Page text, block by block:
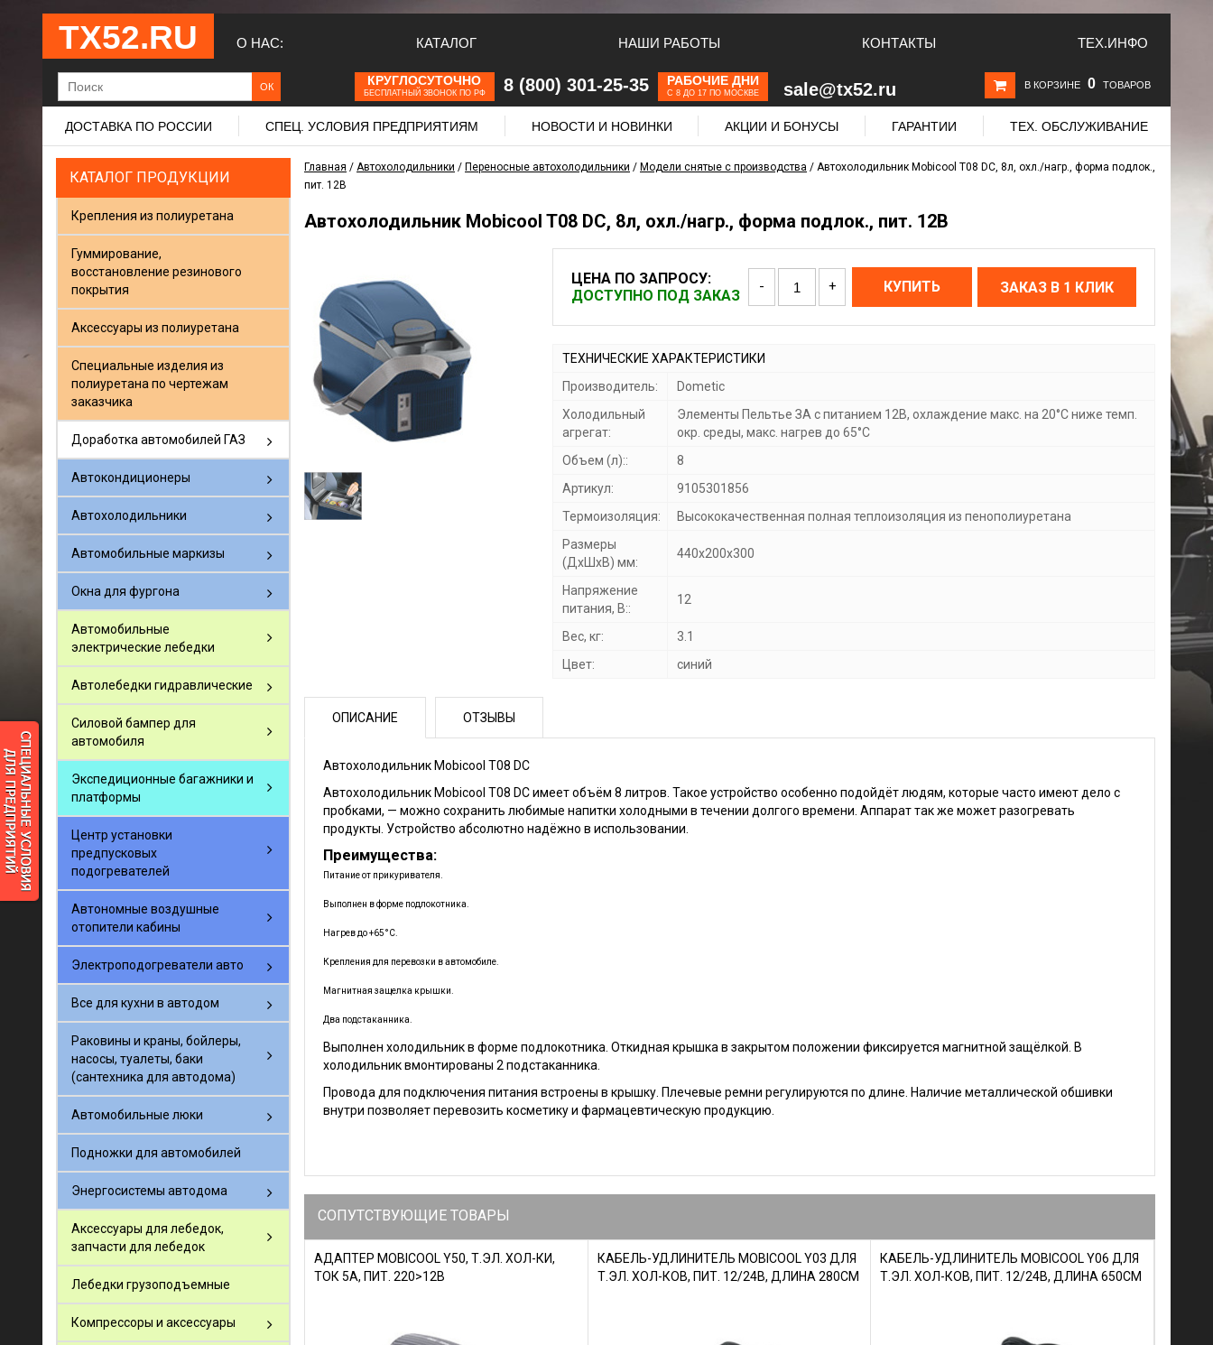
ТХ52.RU О НАС: КАТАЛОГ НАШИ РАБОТЫ КОНТАКТЫ ТЕХ.ИНФО
КРУГЛОСУТОЧНО
БЕСПЛАТНЫЙ ЗВОНОК ПО РФ 8 (800) 301-25-35 РАБОЧИЕ ДНИ
С 8 ДО 17 ПО МОСКВЕ sale@tx52.ru В КОРЗИНЕ 0 ТОВАРОВ
ДОСТАВКА ПО РОССИИ СПЕЦ. УСЛОВИЯ ПРЕДПРИЯТИЯМ НОВОСТИ И НОВИНКИ АКЦИИ И БОНУСЫ ГАРАНТИИ ТЕХ. ОБСЛУЖИВАНИЕ
КАТАЛОГ ПРОДУКЦИИ
Крепления из полиуретана
Гуммирование,
восстановление резинового
покрытия
Аксессуары из полиуретана
Специальные изделия из
полиуретана по чертежам
заказчика
Доработка автомобилей ГАЗ
Автокондиционеры
Автохолодильники
Автомобильные маркизы
Окна для фургона
Автомобильные
электрические лебедки
Автолебедки гидравлические
Силовой бампер для
автомобиля
Экспедиционные багажники и
платформы
Центр установки
предпусковых
подогревателей
Автономные воздушные
отопители кабины
Электроподогреватели авто
Все для кухни в автодом
Раковины и краны, бойлеры,
насосы, туалеты, баки
(сантехника для автодома)
Автомобильные люки
Подножки для автомобилей
Энергосистемы автодома
Аксессуары для лебедок,
запчасти для лебедок
Лебедки грузоподъемные
Компрессоры и аксессуары
Главная / Автохолодильники / Переносные автохолодильники / Модели снятые с производства / Автохолодильник Mobicool T08 DC, 8л, охл./нагр., форма подлок.,
пит. 12В
Автохолодильник Mobicool T08 DC, 8л, охл./нагр., форма подлок., пит. 12В
ЦЕНА ПО ЗАПРОСУ:
ДОСТУПНО ПОД ЗАКАЗ
- + КУПИТЬ ЗАКАЗ В 1 КЛИК
ТЕХНИЧЕСКИЕ ХАРАКТЕРИСТИКИ
Производитель:
Dometic
Холодильный
агрегат:
Элементы Пельтье ЗА с питанием 12В, охлаждение макс. на 20°C ниже темп.
окр. среды, макс. нагрев до 65°C
Объем (л)::
8
Артикул:
9105301856
Термоизоляция:
Высококачественная полная теплоизоляция из пенополиуретана
Размеры
(ДхШхВ) мм:
440х200х300
Напряжение
питания, В::
12
Вес, кг:
3.1
Цвет:
синий
ОПИСАНИЕ ОТЗЫВЫ
Автохолодильник Mobicool T08 DC
Автохолодильник Mobicool T08 DCимеет объём 8 литров. Такое устройство особенно подойдёт людям, которые часто имеют дело с
пробками, — можно сохранить любимые напитки холодными в течении долгого времени. Аппарат так же может разогревать
продукты. Устройство абсолютно надёжно в использовании.
Преимущества:
Питание от прикуривателя.
Выполнен в форме подлокотника.
Нагрев до +65°С.
Крепления для перевозки в автомобиле.
Магнитная защелка крышки.
Два подстаканника.
Выполнен холодильник в форме подлокотника. Откидная крышка в закрытом положении фиксируется магнитной защёлкой. В
холодильник вмонтированы 2 подстаканника.
Провода для подключения питания встроены в крышку. Плечевые ремни регулируются по длине. Наличие металлической обшивки
внутри позволяет перевозить косметику и фармацевтическую продукцию.
СОПУТСТВУЮЩИЕ ТОВАРЫ
АДАПТЕР MOBICOOL Y50, Т.ЭЛ. ХОЛ-КИ,
ТОК 5А, ПИТ. 220>12В
КАБЕЛЬ-УДЛИНИТЕЛЬ MOBICOOL Y03 ДЛЯ
Т.ЭЛ. ХОЛ-КОВ, ПИТ. 12/24В, ДЛИНА 280СМ
КАБЕЛЬ-УДЛИНИТЕЛЬ MOBICOOL Y06 ДЛЯ
Т.ЭЛ. ХОЛ-КОВ, ПИТ. 12/24В, ДЛИНА 650СМ